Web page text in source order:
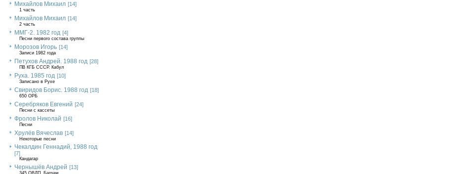
Михайлов Михаил [14]
1 часть
Михайлов Михаил [14]
2 часть
ММГ-2. 1982 год [4]
Песни первого состава группы
Морозов Игорь [14]
Записи 1982 года
Петухов Андрей. 1988 год [28]
ПВ КГБ СССР. Кабул
Руха. 1985 год [10]
Записано в Рухе
Свиридов Борис. 1988 год [18]
650 ОРБ
Серебряков Евгений [24]
Песни с кассеты
Фролов Николай [16]
Песни
Хрулёв Вячеслав [14]
Некоторые песни
Чекалдин Геннадий, 1988 год
[7]
Кандагар
Чернышёв Андрей [13]
345 ОВДП, Баграм